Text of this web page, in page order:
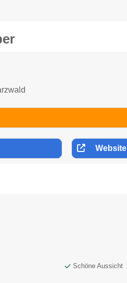
Website
Schöne Aussicht